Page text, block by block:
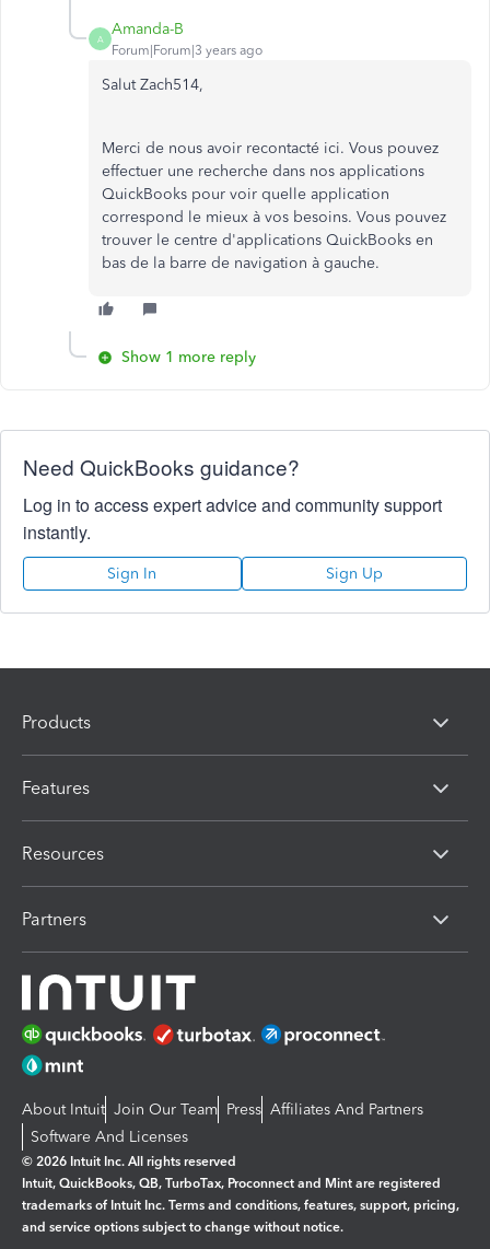
A
Amanda-B
Forum|Forum|3 years ago
Salut Zach514,
Merci de nous avoir recontacté ici. Vous pouvez
effectuer une recherche dans nos applications
QuickBooks pour voir quelle application
correspond le mieux à vos besoins. Vous pouvez
trouver le centre d'applications QuickBooks en
bas de la barre de navigation à gauche.
Show 1 more reply
Need QuickBooks guidance?
Log in to access expert advice and community support
instantly.
Sign In Sign Up
Products
Features
Resources
Partners
About Intuit Join Our Team Press Affiliates And Partners
Software And Licenses
© 2026 Intuit Inc. All rights reserved
Intuit, QuickBooks, QB, TurboTax, Proconnect and Mint are registered
trademarks of Intuit Inc. Terms and conditions, features, support, pricing,
and service options subject to change without notice.